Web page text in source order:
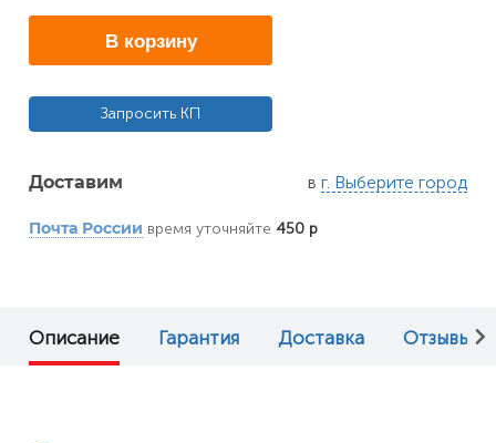
В корзину
Запросить КП
Доставим в г. Выберите город
Почта России время уточняйте 450 р
Описание Гарантия Доставка Отзывы (0)